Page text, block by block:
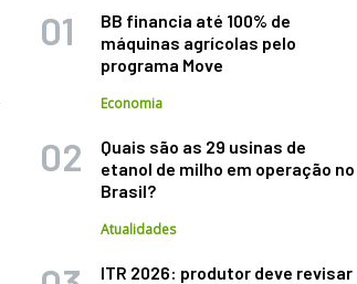
BB financia até 100% de
máquinas agrícolas pelo
programa Move
Economia
Quais são as 29 usinas de
etanol de milho em operação no
Brasil?
Atualidades
ITR 2026: produtor deve revisar